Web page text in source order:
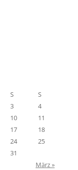
S
S
3
4
10
11
17
18
24
25
31
März »